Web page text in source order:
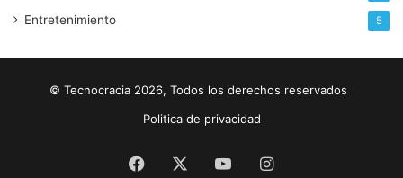
Entretenimiento 5
© Tecnocracia 2026, Todos los derechos reservados
Politica de privacidad
Facebook YouTubeInstagram